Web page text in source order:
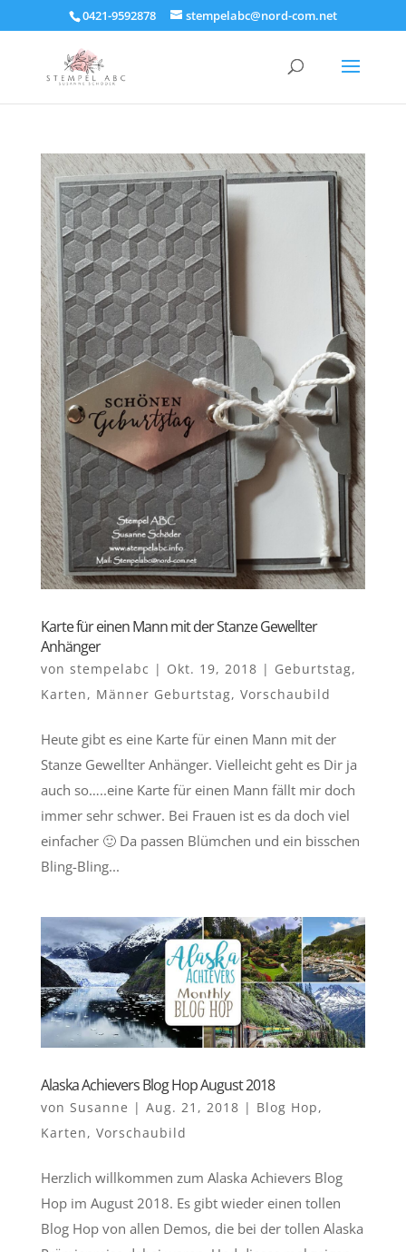
0421-9592878 stempelabc@nord-com.net
Karte für einen Mann mit der Stanze Gewellter
Anhänger
von stempelabc | Okt. 19, 2018 | Geburtstag,
Karten, Männer Geburtstag, Vorschaubild
Heute gibt es eine Karte für einen Mann mit der
Stanze Gewellter Anhänger. Vielleicht geht es Dir ja
auch so…..eine Karte für einen Mann fällt mir doch
immer sehr schwer. Bei Frauen ist es da doch viel
einfacher 🙂 Da passen Blümchen und ein bisschen
Bling-Bling...
Alaska Achievers Blog Hop August 2018
von Susanne | Aug. 21, 2018 | Blog Hop,
Karten, Vorschaubild
Herzlich willkommen zum Alaska Achievers Blog
Hop im August 2018. Es gibt wieder einen tollen
Blog Hop von allen Demos, die bei der tollen Alaska